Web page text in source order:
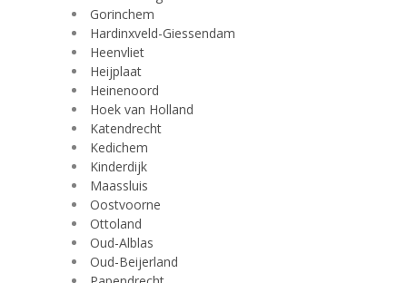
Gorinchem
Hardinxveld-Giessendam
Heenvliet
Heijplaat
Heinenoord
Hoek van Holland
Katendrecht
Kedichem
Kinderdijk
Maassluis
Oostvoorne
Ottoland
Oud-Alblas
Oud-Beijerland